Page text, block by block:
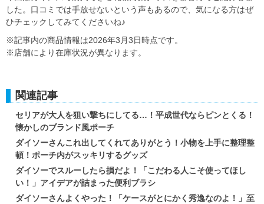
した。口コミでは手放せないという声もあるので、気になる方はぜ
ひチェックしてみてくださいね♪
※記事内の商品情報は2026年3月3日時点です。
※店舗により在庫状況が異なります。
関連記事
セリアが大人を狙い撃ちにしてる…！平成世代ならピンとくる！
懐かしのブランド風ポーチ
ダイソーさんこれ出してくれてありがとう！小物を上手に整理整
頓！ポーチ内がスッキリするグッズ
ダイソーでスルーしたら損だよ！「こだわる人こそ使ってほし
い！」アイデアが詰まった便利ブラシ
ダイソーさんよくやった！「ケースがとにかく秀逸なのよ！」至